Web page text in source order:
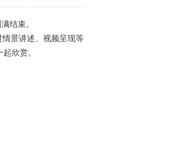
结束。
景讲述、视频呈现等
欣赏。